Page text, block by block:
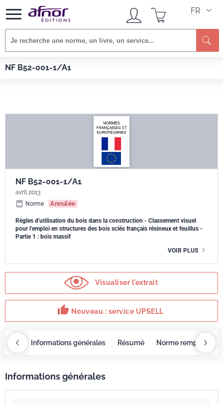
FR
NF B52-001-1/A1
Afnor EDITIONS Normes
NF B52-001-1/A1
avril 2013
Norme
Annulée
Règles d'utilisation du bois dans la construction - Classement visuel
pour l'emploi en structures des bois sciés français résineux et feuillus -
Partie 1 : bois massif
VOIR PLUS
Visualiser l'extrait
thumb_up Nouveau : service UPSELL
Informations générales Résumé Norme remplacée
Informations générales